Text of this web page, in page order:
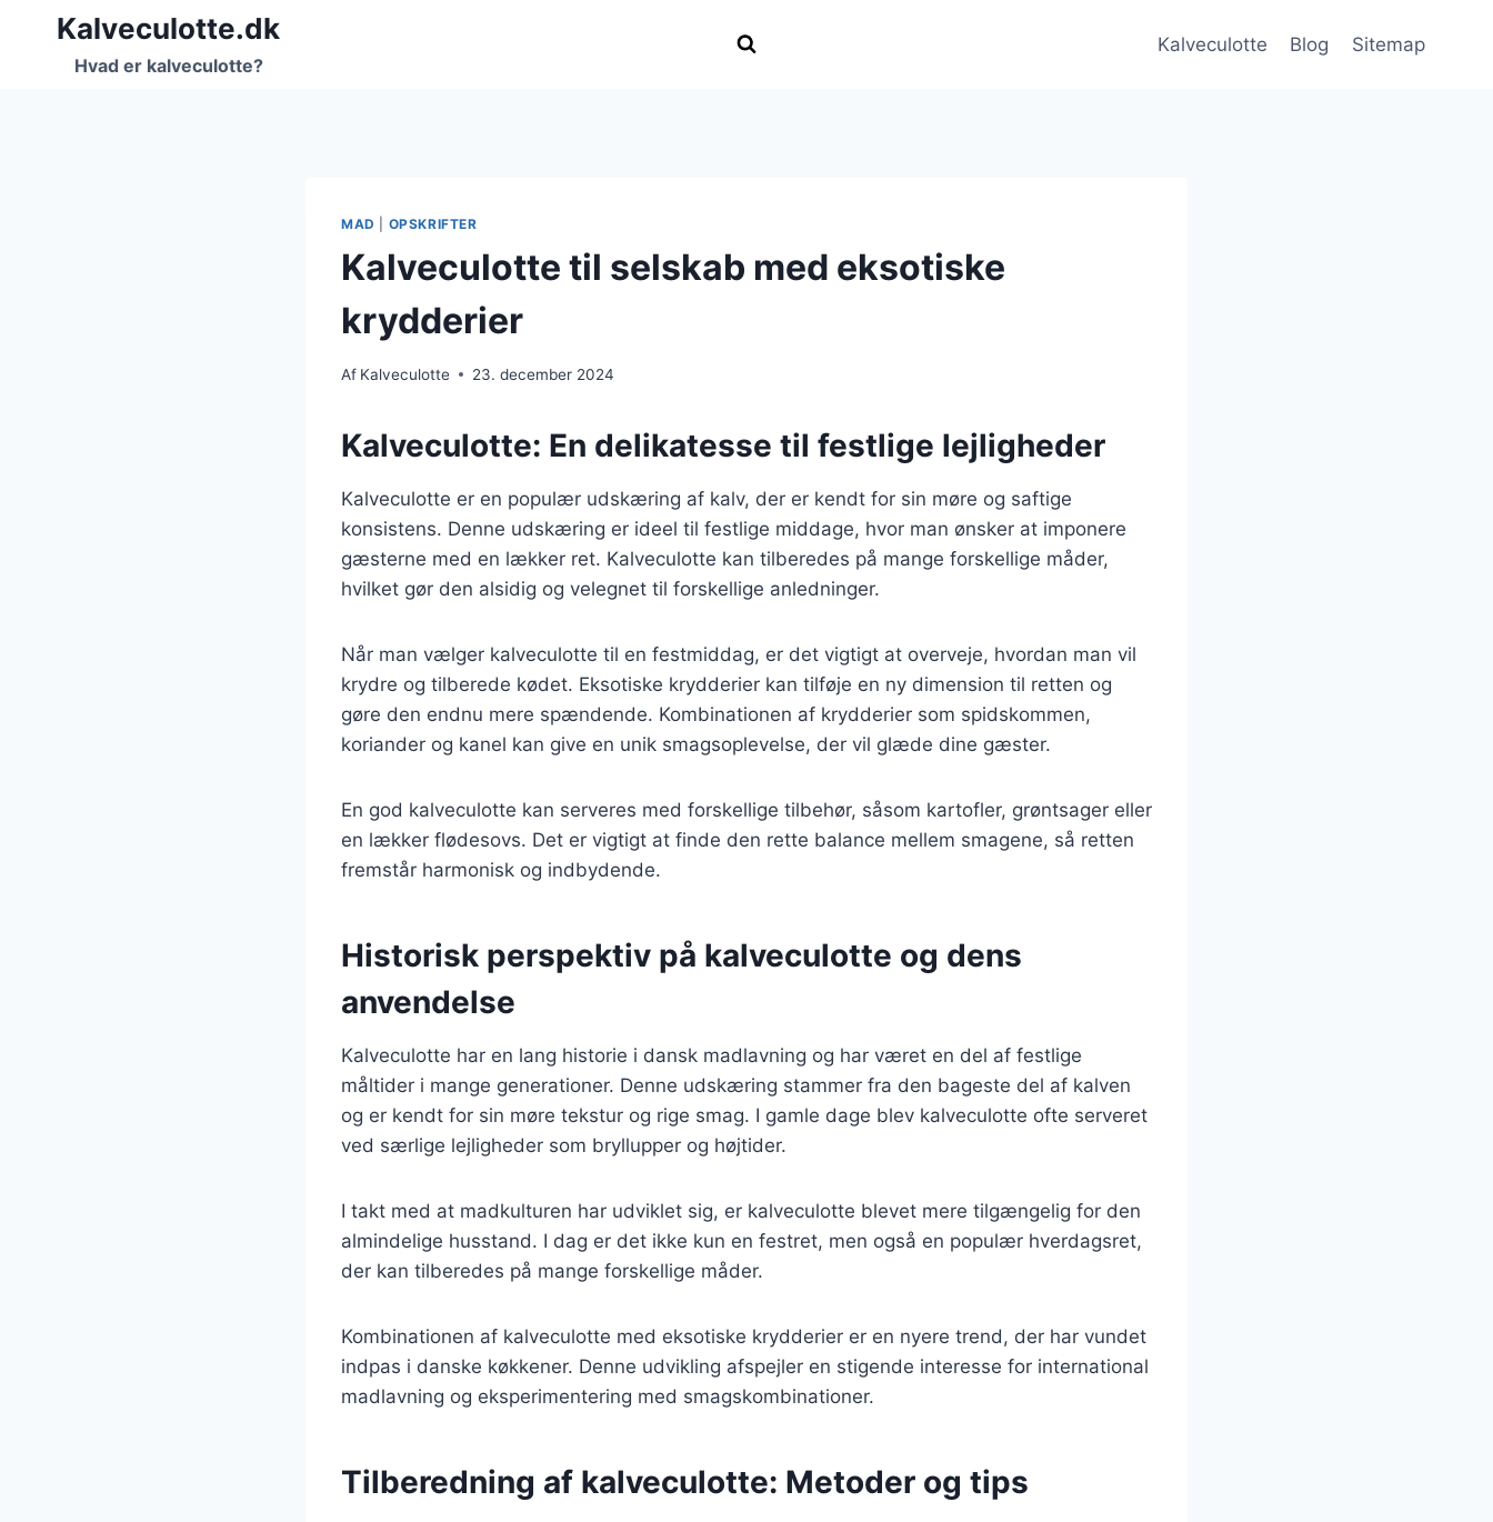
FortsætKalveculotte.dk
Hvad er kalveculotte?
Kalveculotte Blog Sitemap
MAD OPSKRIFTER
Kalveculotte til selskab med eksotiske
krydderier
Af Kalveculotte 23. december 2024
Kalveculotte: En delikatesse til festlige lejligheder
Kalveculotte er en populær udskæring af kalv, der er kendt for sin møre og saftige
konsistens. Denne udskæring er ideel til festlige middage, hvor man ønsker at imponere
gæsterne med en lækker ret. Kalveculotte kan tilberedes på mange forskellige måder,
hvilket gør den alsidig og velegnet til forskellige anledninger.
Når man vælger kalveculotte til en festmiddag, er det vigtigt at overveje, hvordan man vil
krydre og tilberede kødet. Eksotiske krydderier kan tilføje en ny dimension til retten og
gøre den endnu mere spændende. Kombinationen af krydderier som spidskommen,
koriander og kanel kan give en unik smagsoplevelse, der vil glæde dine gæster.
En god kalveculotte kan serveres med forskellige tilbehør, såsom kartofler, grøntsager eller
en lækker flødesovs. Det er vigtigt at finde den rette balance mellem smagene, så retten
fremstår harmonisk og indbydende.
Historisk perspektiv på kalveculotte og dens
anvendelse
Kalveculotte har en lang historie i dansk madlavning og har været en del af festlige
måltider i mange generationer. Denne udskæring stammer fra den bageste del af kalven
og er kendt for sin møre tekstur og rige smag. I gamle dage blev kalveculotte ofte serveret
ved særlige lejligheder som bryllupper og højtider.
I takt med at madkulturen har udviklet sig, er kalveculotte blevet mere tilgængelig for den
almindelige husstand. I dag er det ikke kun en festret, men også en populær hverdagsret,
der kan tilberedes på mange forskellige måder.
Kombinationen af kalveculotte med eksotiske krydderier er en nyere trend, der har vundet
indpas i danske køkkener. Denne udvikling afspejler en stigende interesse for international
madlavning og eksperimentering med smagskombinationer.
Tilberedning af kalveculotte: Metoder og tips